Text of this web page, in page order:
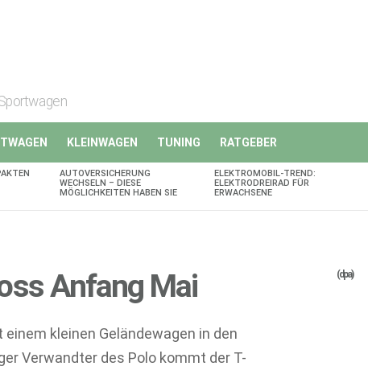
KLEINWAGEN TUNING RATGEBER
AUTOVERSICHERUNG
WECHSELN – DIESE
MÖGLICHKEITEN HABEN SIE
ELEKTROMOBIL-TREND:
ELEKTRODREIRAD FÜR
ERWACHSENE
Anfang Mai (dpa)
kleinen Geländewagen in den
Verwandter des Polo kommt der T-